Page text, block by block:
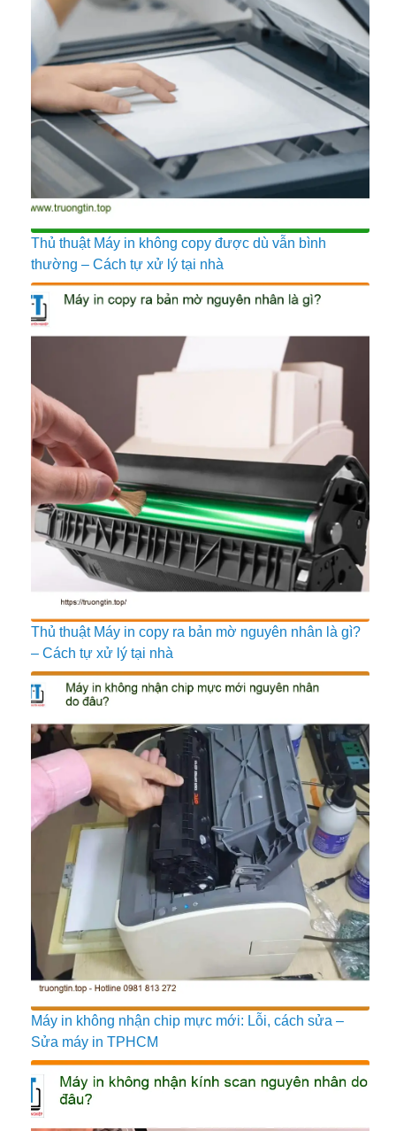
Thủ thuật Máy in không copy được dù vẫn bình
thường – Cách tự xử lý tại nhà
Thủ thuật Máy in copy ra bản mờ nguyên nhân là gì?
– Cách tự xử lý tại nhà
Máy in không nhận chip mực mới: Lỗi, cách sửa –
Sửa máy in TPHCM